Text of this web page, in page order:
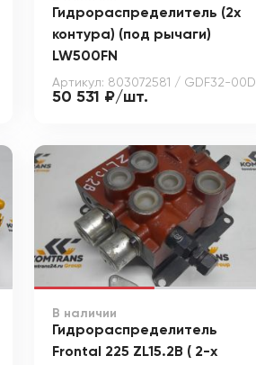
Гидрораспределитель (2х
контура) (под рычаги)
LW500FN
Артикул: 803072581 / GDF32-00D
50 531 ₽/шт.
В наличии
Гидрораспределитель
Frontal 225 ZL15.2B ( 2-х